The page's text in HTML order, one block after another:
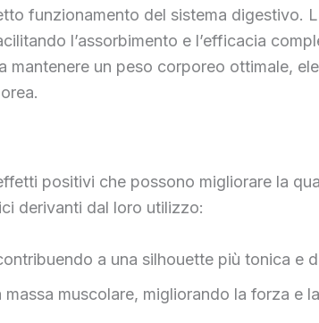
funzionamento del sistema digestivo.
l’assorbimento e l’efficacia
mantenere un peso corporeo ottimale,
positivi che possono migliorare la
derivanti dal loro utilizzo:
a una silhouette più tonica e
muscolare, migliorando la forza e